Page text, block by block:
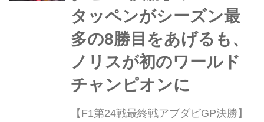
タッペンがシーズン最
多の8勝目をあげるも、
ノリスが初のワールド
チャンピオンに
【F1第24戦最終戦アブダビGP決勝】